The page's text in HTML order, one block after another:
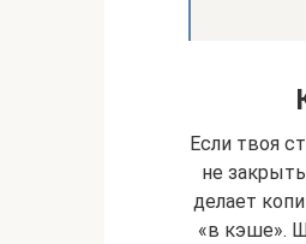
Если твоя
не
делает
«в кэше».